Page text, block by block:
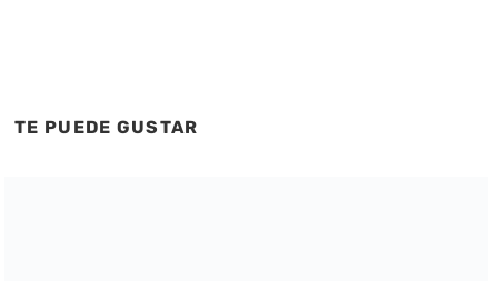
TE PUEDE GUSTAR